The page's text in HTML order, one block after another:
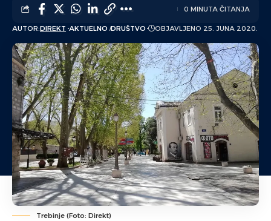
AUTOR:DIREKT AKTUELNO DRUŠTVO OBJAVLJENO 25. JUNA 2020.
0 MINUTA ČITANJA
Trebinje (Foto: Direkt)